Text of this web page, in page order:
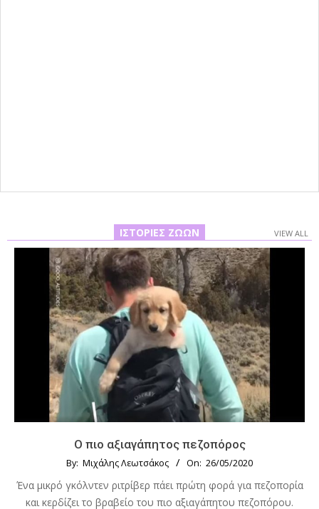
ΙΣΤΟΡΊΕΣ ΖΏΩΝ VIEW ALL
Ο πιο αξιαγάπητος πεζοπόρος
By: Μιχάλης Λεωτσάκος On: 26/05/2020
Ένα μικρό γκόλντεν ριτρίβερ πάει πρώτη φορά για πεζοπορία
και κερδίζει το βραβείο του πιο αξιαγάπητου πεζοπόρου.